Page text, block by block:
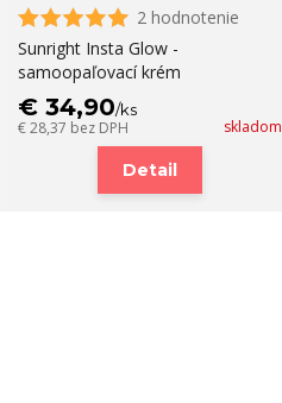
2 hodnotenie
Sunright Insta Glow -
samoopaľovací krém
€ 34,90/ks
€ 28,37 bez DPH skladom
Detail